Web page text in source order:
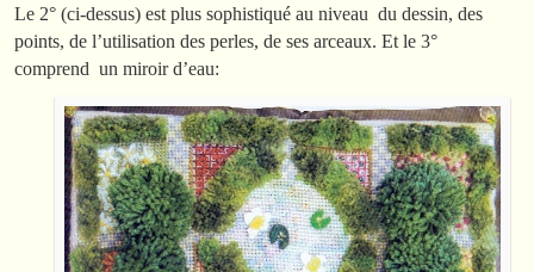
Le 2° (ci-dessus) est plus sophistiqué au niveau du dessin, des
points, de l’utilisation des perles, de ses arceaux. Et le 3°
comprend un miroir d’eau: